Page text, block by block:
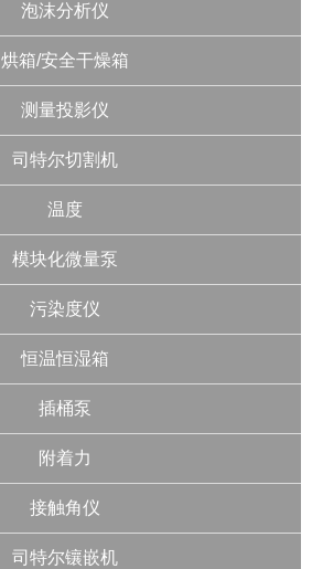
泡沫分析仪
烘箱/安全干燥箱
测量投影仪
司特尔切割机
温度
模块化微量泵
污染度仪
恒温恒湿箱
插桶泵
附着力
接触角仪
司特尔镶嵌机